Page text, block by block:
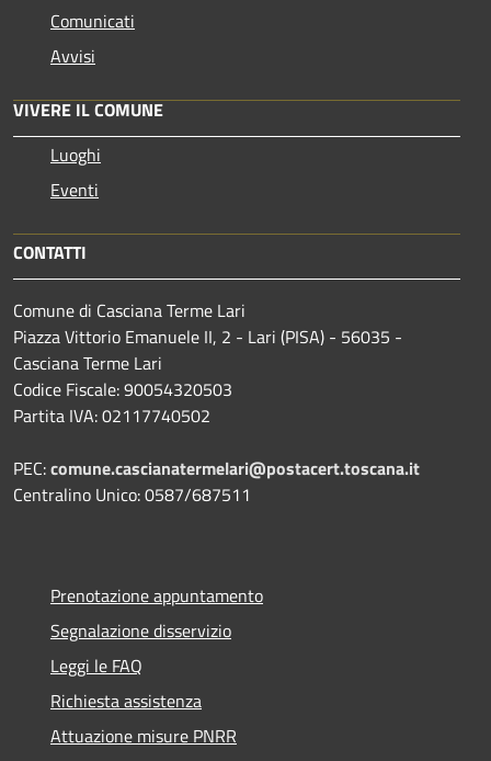
Comunicati
Avvisi
VIVERE IL COMUNE
Luoghi
Eventi
CONTATTI
Comune di Casciana Terme Lari
Piazza Vittorio Emanuele II, 2 - Lari (PISA) - 56035 -
Casciana Terme Lari
Codice Fiscale: 90054320503
Partita IVA: 02117740502
PEC:comune.cascianatermelari@postacert.toscana.it
Centralino Unico: 0587/687511
Prenotazione appuntamento
Segnalazione disservizio
Leggi le FAQ
Richiesta assistenza
Attuazione misure PNRR